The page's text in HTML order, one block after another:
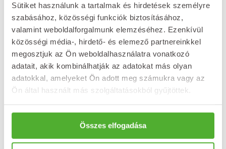
Sütiket használunk a tartalmak és hirdetések személyre
szabásához, közösségi funkciók biztosításához,
valamint weboldalforgalmunk elemzéséhez. Ezenkívül
közösségi média-, hirdető- és elemező partnereinkkel
megosztjuk az Ön weboldalhasználatra vonatkozó
adatait, akik kombinálhatják az adatokat más olyan
adatokkal, amelyeket Ön adott meg számukra vagy az
Ön által használt más szolgáltatásokból gyűjtöttek.
Összes elfogadása
Hogyan kell a Propolisz + C-vitamin szopogató
tablettát alkalmazni?
A tablettát szétrágás nélkül, lassan elszopogatni,
utána kb. 30 percen át az étkezést és a
folyadékfogyasztást kerülni kell!
Mi az ajánlott adag?
nélkül, lassan elszopogatni!
Milyen mellékhatásai lehetnek a Propolisz + C-vitamin
szopogató tablettának?